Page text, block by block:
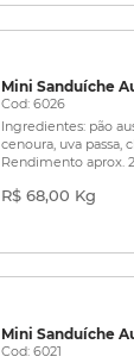
Mini Sanduíche
Cod: 6026
Ingredientes: pão
cenoura, uva passa,
Rendimento aprox.
R$ 68,00 Kg
Mini Sanduíche
Cod: 6021